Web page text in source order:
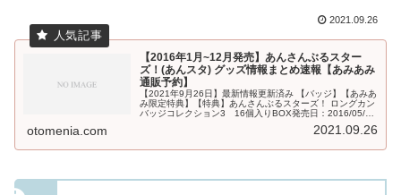
2021.09.26
【2016年1月~12月発売】あんさんぶるスター
ズ！(あんスタ) グッズ情報まとめ速報【あみあみ
通販予約】
【2021年9月26日】最新情報更新済み 【バッジ】【あみあ
み限定特典】【特典】あんさんぶるスターズ！ ロングカン
バッジコレクション3 16個入りBOX発売日：2016/05/未
otomenia.com 2021.09.26